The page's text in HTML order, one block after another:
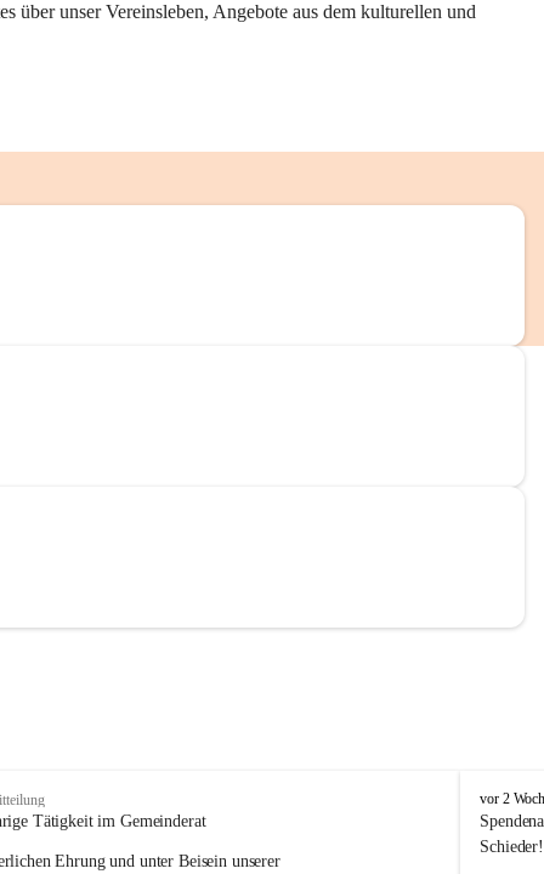
über unser Vereinsleben, Angebote aus dem kulturellen und
Tätigkeit im Gemeinderat
Ehrung und unter Beisein unserer
B
u
c
vor 2
Schieder!